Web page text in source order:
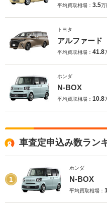
平均買取相場： 3.5万
トヨタ
アルファード
平均買取相場： 41.8
ホンダ
N-BOX
平均買取相場： 10.8
車査定申込み数ラン
1
ホンダ
N-BOX
平均買取相場：